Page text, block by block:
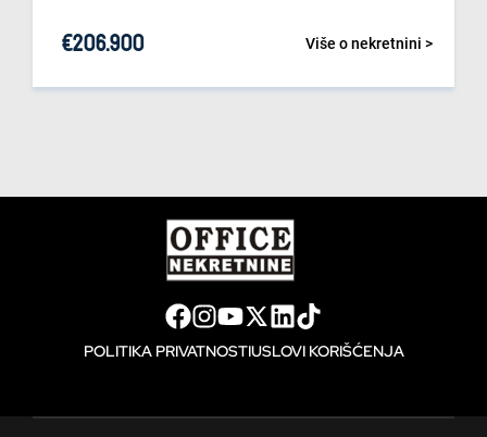
Više o nekretnini >
€206.900
POLITIKA PRIVATNOSTIUSLOVI KORIŠĆENJA